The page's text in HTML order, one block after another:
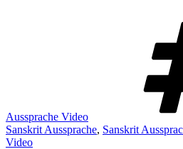
Aussprache Video
Sanskrit Aussprache, Sanskrit
Video